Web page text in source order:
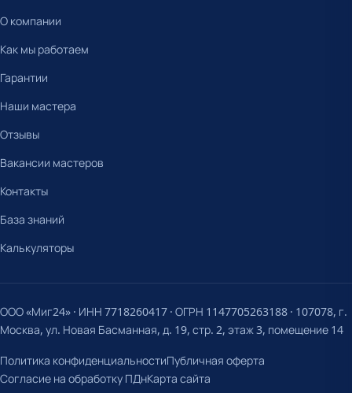
О компании
Как мы работаем
Гарантии
Наши мастера
Отзывы
Вакансии мастеров
Контакты
База знаний
Калькуляторы
ООО «Миг24» · ИНН 7718260417 · ОГРН 1147705263188 · 107078, г.
Москва, ул. Новая Басманная, д. 19, стр. 2, этаж 3, помещение 14
Политика конфиденциальностиПубличная оферта
Согласие на обработку ПДнКарта сайта